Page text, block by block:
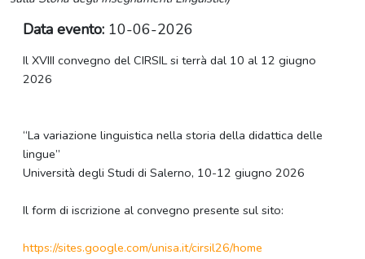
Data evento: 10-06-2026
Il XVIII convegno del CIRSIL si terrà dal 10 al 12 giugno
2026
“La variazione linguistica nella storia della didattica delle
lingue”
Università degli Studi di Salerno, 10-12 giugno 2026
Il form di iscrizione al convegno presente sul sito:
https://sites.google.com/unisa.it/cirsil26/home